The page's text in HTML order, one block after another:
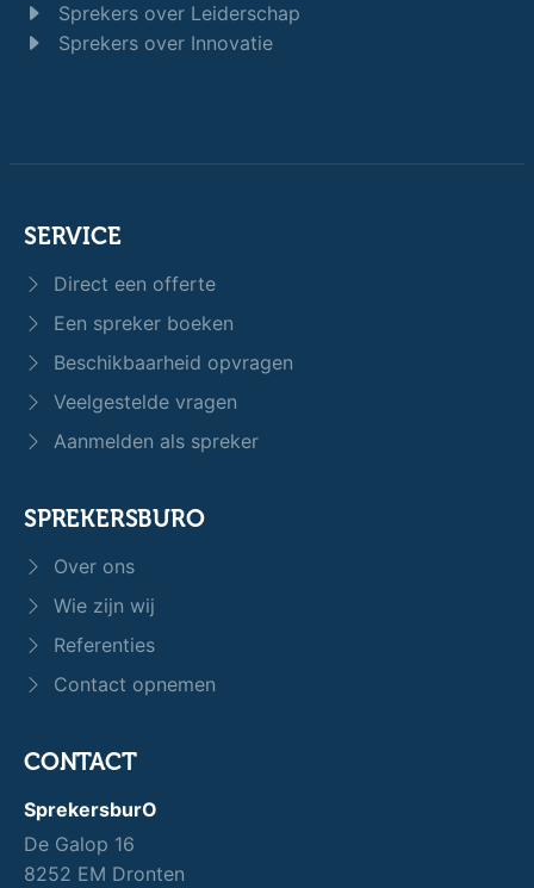
Sprekers over Leiderschap
Sprekers over Innovatie
SERVICE
Direct een offerte
Een spreker boeken
Beschikbaarheid opvragen
Veelgestelde vragen
Aanmelden als spreker
SPREKERSBURO
Over ons
Wie zijn wij
Referenties
Contact opnemen
CONTACT
SprekersburO
De Galop 16
8252 EM Dronten